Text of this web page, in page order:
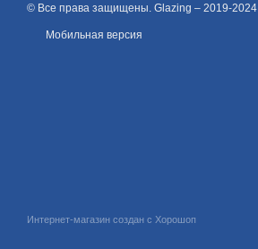
© Все права защищены. Glazing – 2019-2024
Мобильная версия
Интернет-магазин создан с Хорошоп